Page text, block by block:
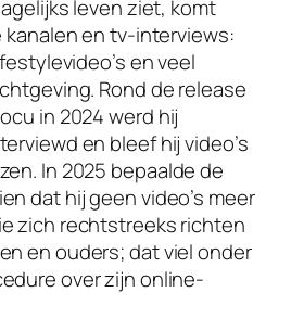
leven ziet, komt
kanalen en tv-interviews:
en veel
Rond de release
in 2024 werd hij
en bleef hij video’s
In 2025 bepaalde de
dat hij geen video’s meer
zich rechtstreeks richten
en ouders; dat viel onder
over zijn online-